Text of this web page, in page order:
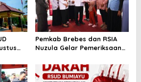
Pemkab Brebes dan RSIA
Nuzula Gelar Pemeriksaan
Perkuat Kesehatan Ibu dan
Bayi